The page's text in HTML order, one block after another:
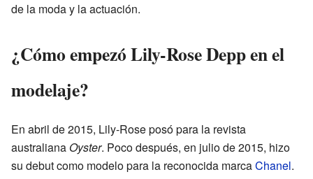
de la moda y la actuación.
¿Cómo empezó Lily-Rose Depp en el
modelaje?
En abril de 2015, Lily-Rose posó para la revista
australiana Oyster. Poco después, en julio de 2015, hizo
su debut como modelo para la reconocida marcaChanel.